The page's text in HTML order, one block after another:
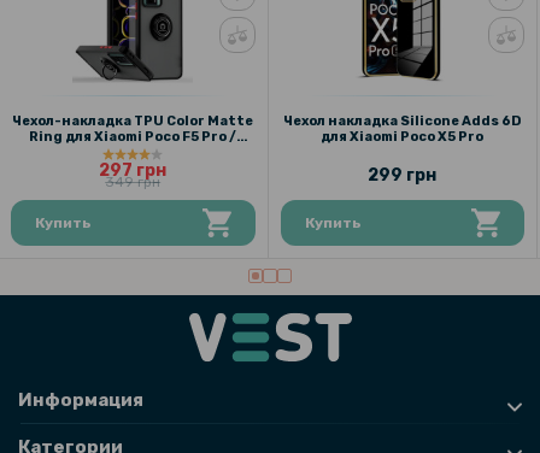
Чехол-накладка TPU Color Matte
Ring для Xiaomi Poco F5 Pro /
Redmi K60
297 грн
349 грн
Купить
Чехол накладка Silicone Adds 6D
для Xiaomi Poco X5 Pro
299 грн
Купить
Информация
Категории